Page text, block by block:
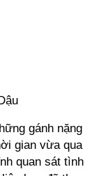
gánh nặng
gian vừa qua
quan sát tình